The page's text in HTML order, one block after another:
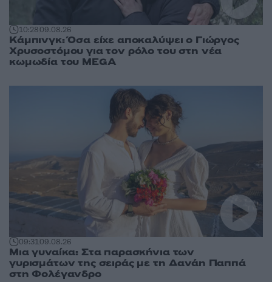
10:2809.08.26
Κάμπινγκ: Όσα είχε αποκαλύψει ο Γιώργος
Χρυσοστόμου για τον ρόλο του στη νέα
κωμωδία του MEGA
09:3109.08.26
Μια γυναίκα: Στα παρασκήνια των
γυρισμάτων της σειράς με τη Δανάη Παππά
στη Φολέγανδρο